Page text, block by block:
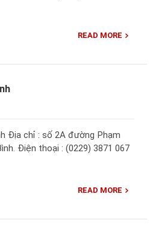
READ MORE
Địa chỉ : số 2A đường Phạm
Điện thoại : (0229) 3871 067
READ MORE